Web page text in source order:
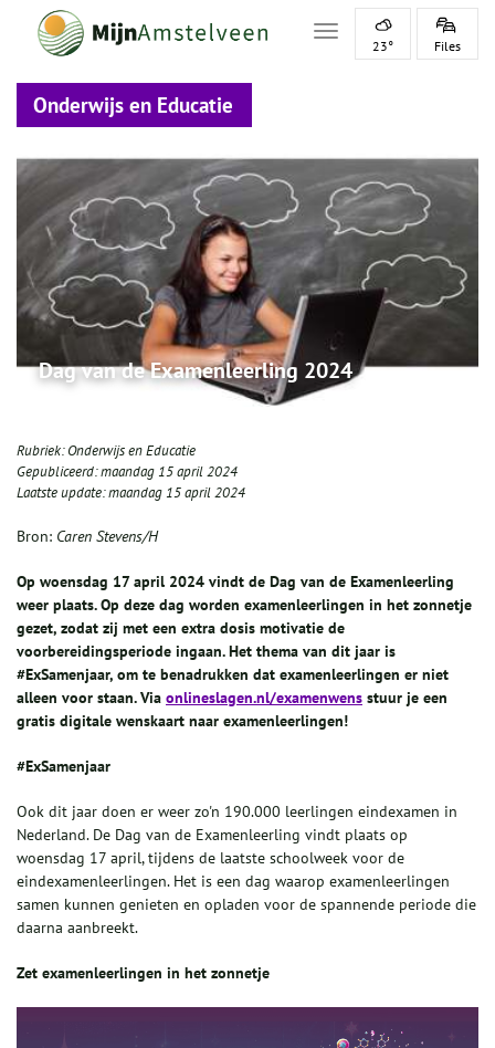
Toggle navigation
23° Files
Onderwijs en Educatie
Dag van de Examenleerling 2024
Rubriek:Onderwijs en Educatie
Gepubliceerd:maandag 15 april 2024
Laatste update:maandag 15 april 2024
Bron: Caren Stevens/H
Op woensdag 17 april 2024 vindt de Dag van de Examenleerling
weer plaats. Op deze dag worden examenleerlingen in het zonnetje
gezet, zodat zij met een extra dosis motivatie de
voorbereidingsperiode ingaan. Het thema van dit jaar is
#ExSamenjaar, om te benadrukken dat examenleerlingen er niet
alleen voor staan. Via onlineslagen.nl/examenwens stuur je een
gratis digitale wenskaart naar examenleerlingen!
#ExSamenjaar
Ook dit jaar doen er weer zo'n 190.000 leerlingen eindexamen in
Nederland. De Dag van de Examenleerling vindt plaats op
woensdag 17 april, tijdens de laatste schoolweek voor de
eindexamenleerlingen. Het is een dag waarop examenleerlingen
samen kunnen genieten en opladen voor de spannende periode die
daarna aanbreekt.
Zet examenleerlingen in het zonnetje